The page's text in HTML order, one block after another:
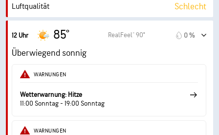
Luftqualität Schlecht
Maximaler UV-Indexwert
Böen
Luftfeuch.
Taupunkt 52° F
12 Uhr 85° RealFeel® 90° 0 %
Überwiegend sonnig
WARNUNGEN
Wetterwarnung: Hitze
11:00 Sonntag - 19:00 Sonntag
WARNUNGEN